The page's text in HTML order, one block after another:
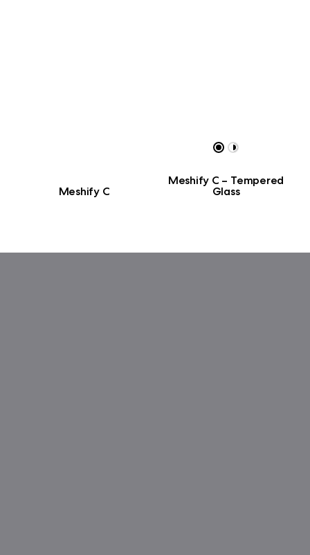
Meshify C
Meshify C – Tempered
Glass